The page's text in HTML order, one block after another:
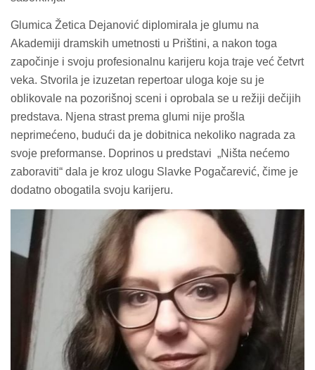
Glumica Žetica Dejanović diplomirala je glumu na
Akademiji dramskih umetnosti u Prištini, a nakon toga
započinje i svoju profesionalnu karijeru koja traje već četvrt
veka. Stvorila je izuzetan repertoar uloga koje su je
oblikovale na pozorišnoj sceni i oprobala se u režiji dečijih
predstava. Njena strast prema glumi nije prošla
neprimećeno, budući da je dobitnica nekoliko nagrada za
svoje preformanse. Doprinos u predstavi „Ništa nećemo
zaboraviti“ dala je kroz ulogu Slavke Pogačarević, čime je
dodatno obogatila svoju karijeru.